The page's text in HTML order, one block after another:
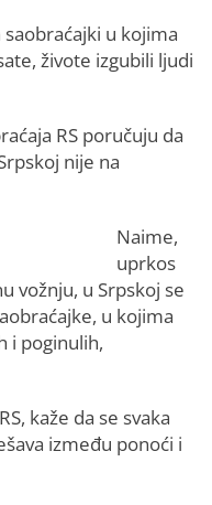
u kojima
živote izgubili ljudi
RS poručuju da
nije na
Naime,
uprkos
vožnju, u Srpskoj se
u kojima
i poginulih,
kaže da se svaka
između ponoći i